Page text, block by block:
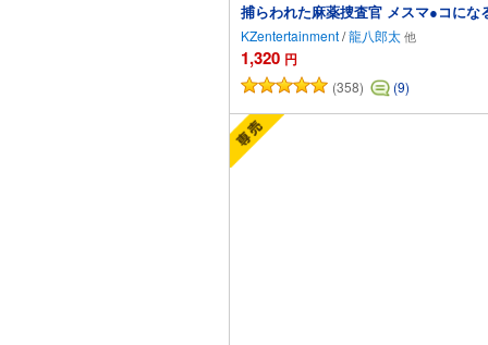
捕らわれた麻薬捜査官 メスマ●コに
KZentertainment/龍八郎太
1,320 円
(358) (9)